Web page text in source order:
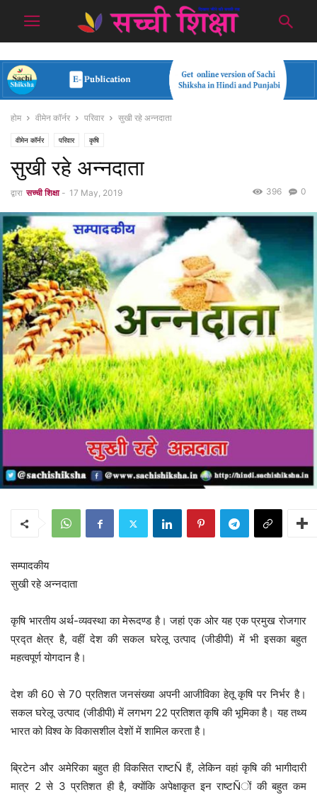
होम वीमेन कॉर्नर परिवार सुखी रहे अन्नदाता
वीमेन कॉर्नर परिवार कृषि
सुखी रहे अन्नदाता
द्वारा सच्ची शिक्षा - 17 May, 2019 0
396
सम्पादकीय
सुखी रहे अन्नदाता
कृषि भारतीय अर्थ-व्यवस्था का मेरूदण्ड है। जहां एक ओर यह एक प्रमुख रोजगार
प्रद्त क्षेत्र है, वहीं देश की सकल घरेलू उत्पाद (जीडीपी) में भी इसका बहुत
महत्वपूर्ण योगदान है।
देश की 60 से 70 प्रतिशत जनसंख्या अपनी आजीविका हेतू कृषि पर निर्भर है।
सकल घरेलू उत्पाद (जीडीपी) में लगभग 22 प्रतिशत कृषि की भूमिका है। यह तथ्य
भारत को विश्व के विकासशील देशों में शामिल करता है।
ब्रिटेन और अमेरिका बहुत ही विकसित राष्टÑ हैं, लेकिन वहां कृषि की भागीदारी
मात्र 2 से 3 प्रतिशत ही है, क्योंकि अपेक्षाकृत इन राष्टÑों की बहुत कम